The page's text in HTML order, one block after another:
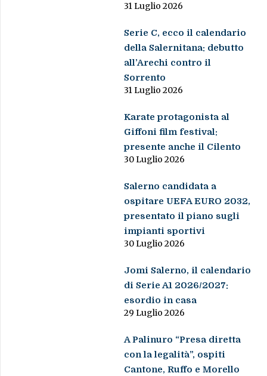
31 Luglio 2026
Serie C, ecco il calendario
della Salernitana: debutto
all’Arechi contro il
Sorrento
31 Luglio 2026
Karate protagonista al
Giffoni film festival:
presente anche il Cilento
30 Luglio 2026
Salerno candidata a
ospitare UEFA EURO 2032,
presentato il piano sugli
impianti sportivi
30 Luglio 2026
Jomi Salerno, il calendario
di Serie A1 2026/2027:
esordio in casa
29 Luglio 2026
A Palinuro “Presa diretta
con la legalità”, ospiti
Cantone, Ruffo e Morello